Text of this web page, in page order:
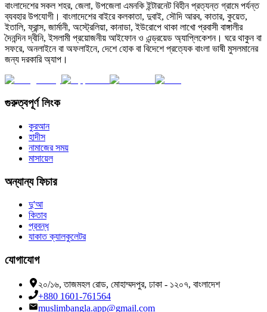
বাংলাদেশের সকল শহর, জেলা, উপজেলা এমনকি ইন্টারনেট বিহীন প্রত্যন্ত গ্রামে পর্যন্ত
ব্যবহার উপযোগী। বাংলাদেশের বাইরে কলকাতা, দুবাই, সৌদি আরব, কাতার, কুয়েত,
ইতালি, ফ্রান্স, জার্মানী, অস্ট্রেলিয়া, কানাডা, ইউরোপে থাকা লাখো প্রবাসী বাঙ্গালীর
দৈনন্দিন দ্বীনি, ইসলামী প্রয়োজনীয় আইফোন ও এন্ড্রয়েড অ্যাপ্লিকেশন। ঘরে থাকুন বা
সফরে, অনলাইনে বা অফলাইনে, দেশে হোক বা বিদেশে প্রত্যেক বাংলা ভাষী মুসলমানের
জন্য দরকারি অ্যাপ।
গুরুত্বপূর্ণ লিংক
কুরআন
হাদীস
নামাজের সময়
মাসায়েল
অন্যান্য ফিচার
দু'আ
কিতাব
প্রবন্ধ
যাকাত ক্যালকুলেটর
যোগাযোগ
২০/১৬, তাজমহল রোড, মোহাম্মদপুর, ঢাকা - ১২০৭, বাংলাদেশ
+880 1601-761564
muslimbangla.app@gmail.com